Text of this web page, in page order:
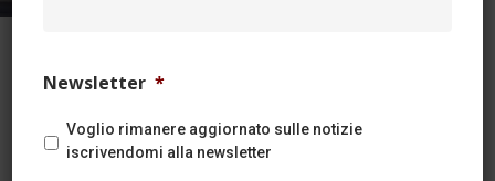
È stata pubblicata in Gazzetta Ufficiale n.
105 del 07.05.2024 il Decreto Legge n. 60
Newsletter *
Voglio rimanere aggiornato sulle notizie
iscrivendomi alla newsletter